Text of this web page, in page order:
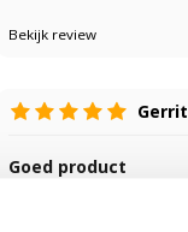
Bekijk review
Gerrit
Goed product